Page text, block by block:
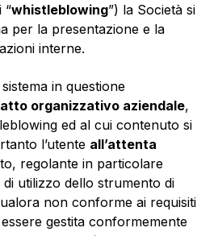
“whistleblowing”) la Società si
per la presentazione e la
interne.
in questione
organizzativo aziendale,
ed al cui contenuto si
l’utente all’attenta
regolante in particolare
utilizzo dello strumento di
non conforme ai requisiti
gestita conformemente